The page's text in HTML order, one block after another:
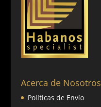
Acerca de Nosotros
Políticas de Envío